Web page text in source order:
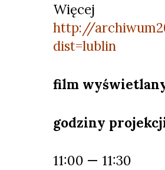
http://
dist=lublin
film
godziny
11:00 — 11:30